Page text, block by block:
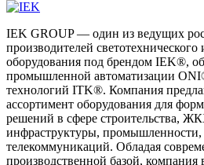
IEK GROUP — один из ведущих
производителей светотехнического
оборудования под брендом IEK®,
промышленной автоматизации
технологий ITK®. Компания
ассортимент оборудования для
решений в сфере строительства,
инфраструктуры, промышленности,
телекоммуникаций. Обладая
производственной базой, компания